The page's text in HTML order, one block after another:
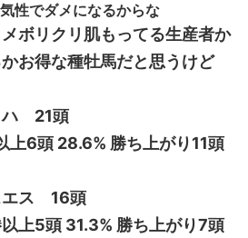
性でダメになるからな
ボリクリ肌もってる生産者か
お得な種牡馬だと思うけど
ハ 21頭
上6頭 28.6% 勝ち上がり11頭
エス 16頭
上5頭 31.3% 勝ち上がり7頭